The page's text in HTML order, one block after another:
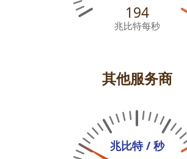
194
兆比特每秒
其他服务商
兆比特 / 秒